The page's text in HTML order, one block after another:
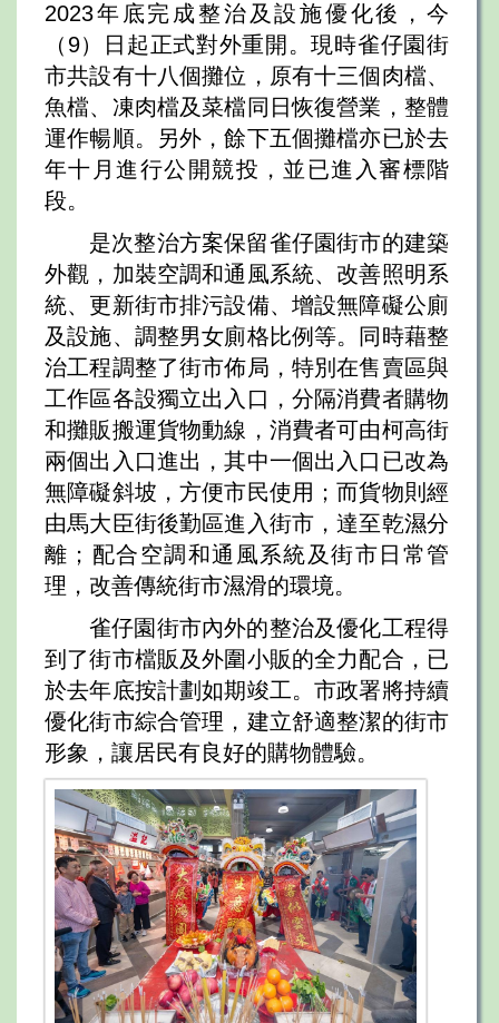
2023年底完成整治及設施優化後，今
（9）日起正式對外重開。現時雀仔園街
市共設有十八個攤位，原有十三個肉檔、
魚檔、凍肉檔及菜檔同日恢復營業，整體
運作暢順。另外，餘下五個攤檔亦已於去
年十月進行公開競投，並已進入審標階
段。
是次整治方案保留雀仔園街市的建築
外觀，加裝空調和通風系統、改善照明系
統、更新街市排污設備、增設無障礙公廁
及設施、調整男女廁格比例等。同時藉整
治工程調整了街市佈局，特別在售賣區與
工作區各設獨立出入口，分隔消費者購物
和攤販搬運貨物動線，消費者可由柯高街
兩個出入口進出，其中一個出入口已改為
無障礙斜坡，方便市民使用；而貨物則經
由馬大臣街後勤區進入街市，達至乾濕分
離；配合空調和通風系統及街市日常管
理，改善傳統街市濕滑的環境。
雀仔園街市內外的整治及優化工程得
到了街市檔販及外圍小販的全力配合，已
於去年底按計劃如期竣工。市政署將持續
優化街市綜合管理，建立舒適整潔的街市
形象，讓居民有良好的購物體驗。